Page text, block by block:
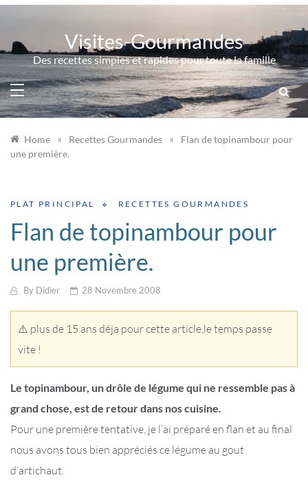
Skip
Visites-Gourmandes
Des recettes simples et rapides pour toute la famille
Home » Recettes Gourmandes »
Flan de topinambour pour
une première.
PLAT PRINCIPAL RECETTES GOURMANDES
Flan de topinambour pour
une première.
By Didier 28 Novembre 2008
⚠️ plus de 15 ans déja pour cette article,le temps passe
vite !
Le topinambour, un drôle de légume qui ne ressemble pas à
grand chose, est de retour dans nos cuisine.
Pour une première tentative, je l’ai préparé en flan et au final
nous avons tous bien appréciés ce légume au gout
d’artichaut.